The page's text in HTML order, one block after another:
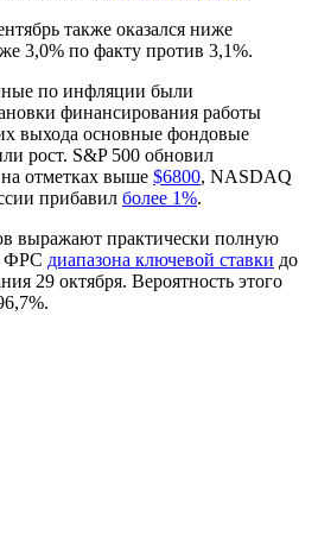
также оказался ниже
3,0% по факту против 3,1%.
по инфляции были
финансирования работы
выхода основные фондовые
рост. S&P 500 обновил
отметках выше $6800, NASDAQ
прибавил более 1%.
выражают практически полную
ФРС диапазона ключевой ставки до
29 октября. Вероятность этого